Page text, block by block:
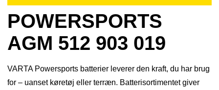
POWERSPORTS
AGM 512 903 019
VARTA Powersports batterier leverer den kraft, du har brug
for – uanset køretøj eller terræn. Batterisortimentet giver